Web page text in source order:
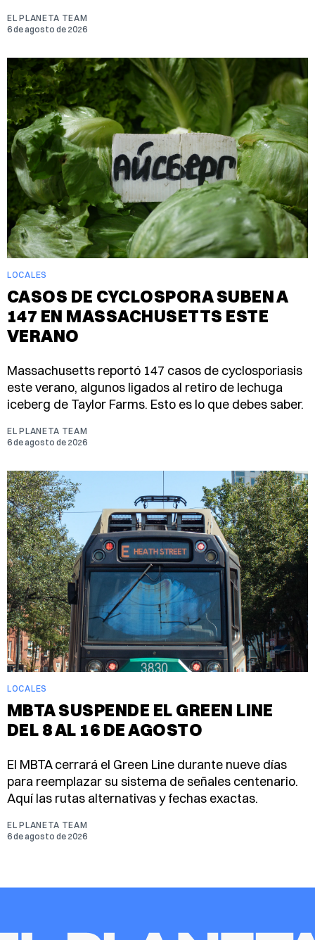
EL PLANETA TEAM
6 de agosto de 2026
LOCALES
CASOS DE CYCLOSPORA SUBEN A
147 EN MASSACHUSETTS ESTE
VERANO
Massachusetts reportó 147 casos de cyclosporiasis
este verano, algunos ligados al retiro de lechuga
iceberg de Taylor Farms. Esto es lo que debes saber.
EL PLANETA TEAM
6 de agosto de 2026
LOCALES
MBTA SUSPENDE EL GREEN LINE
DEL 8 AL 16 DE AGOSTO
El MBTA cerrará el Green Line durante nueve días
para reemplazar su sistema de señales centenario.
Aquí las rutas alternativas y fechas exactas.
EL PLANETA TEAM
6 de agosto de 2026